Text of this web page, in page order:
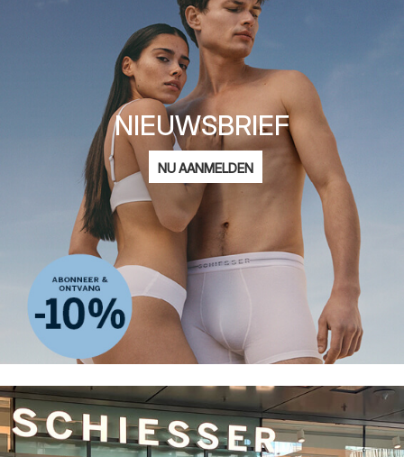
NIEUWSBRIEF
E-
mailadres
NU AANMELDEN
Ik ben geïnteresseerd in:
Damesmode
Herenmode
Kindermode
ADIDAS
Privacy Policy